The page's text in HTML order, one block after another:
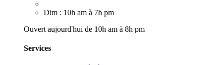
Dim : 10h am à 7h pm
Ouvert aujourd'hui de 10h am à 8h pm
Services